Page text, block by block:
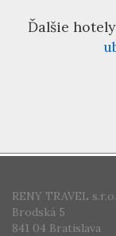
Ďalšie
RENY TRAVEL s.r.o.
Brodská 5
841 04 Bratislava